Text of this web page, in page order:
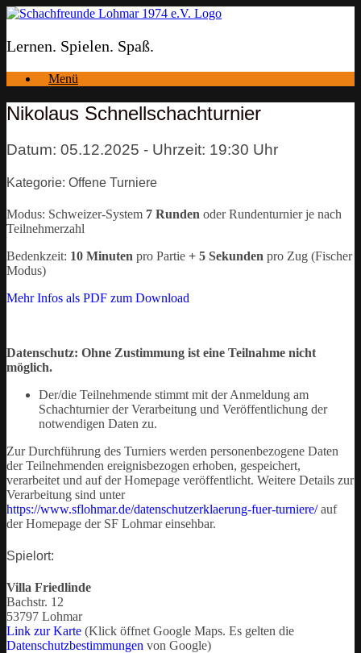
Zum
springen
Lernen. Spielen. Spaß.
Menü
Nikolaus Schnellschachturnier
Datum: 05.12.2025 - Uhrzeit: 19:30 Uhr
Kategorie: Offene Turniere
Modus: Schweizer-System 7 Runden oder Rundenturnier je nach
Teilnehmerzahl
Bedenkzeit: 10 Minuten pro Partie + 5 Sekunden pro Zug (Fischer
Modus)
Mehr Infos als PDF zum Download
Datenschutz: Ohne Zustimmung ist eine Teilnahme nicht
möglich.
Der/die Teilnehmende stimmt mit der Anmeldung am
Schachturnier der Verarbeitung und Veröffentlichung der
notwendigen Daten zu.
Zur Durchführung des Turniers werden personenbezogene Daten
der Teilnehmenden ereignisbezogen erhoben, gespeichert,
verarbeitet und auf der Homepage veröffentlicht. Weitere Details zur
Verarbeitung sind unter
https://www.sflohmar.de/datenschutzerklaerung-fuer-turniere/auf
der Homepage der SF Lohmar einsehbar.
Spielort:
Villa Friedlinde
Bachstr. 12
53797 Lohmar
Link zur Karte (Klick öffnet Google Maps. Es gelten die
Datenschutzbestimmungen von Google)